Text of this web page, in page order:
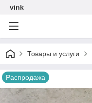
vink
Товары и услуги
Распродажа